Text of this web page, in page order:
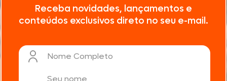
Receba novidades, lançamentos e
conteúdos exclusivos direto no seu e-mail.
Nome Completo